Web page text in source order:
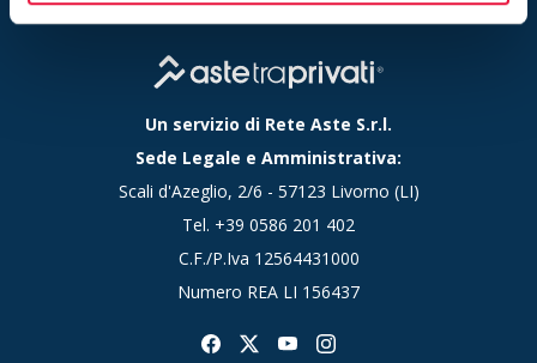
Un servizio di Rete Aste S.r.l.
Sede Legale e Amministrativa:
Scali d'Azeglio, 2/6 - 57123 Livorno (LI)
Tel. +39 0586 201 402
C.F./P.Iva 12564431000
Numero REA LI 156437